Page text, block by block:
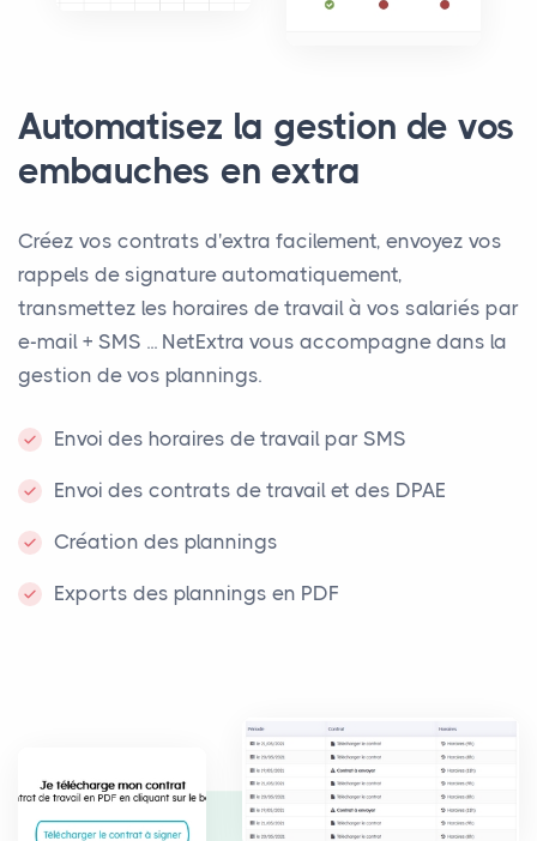
Automatisez la gestion de vos
embauches en extra
Créez vos contrats d'extra facilement, envoyez vos
rappels de signature automatiquement,
transmettez les horaires de travail à vos salariés par
e-mail + SMS ... NetExtra vous accompagne dans la
gestion de vos plannings.
Envoi des horaires de travail par SMS
Envoi des contrats de travail et des DPAE
Création des plannings
Exports des plannings en PDF